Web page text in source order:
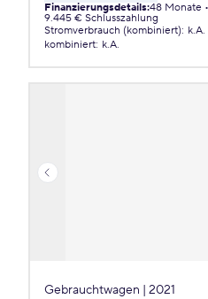
Finanzierungsdetails:48 Monate
9.445 € Schlusszahlung
Stromverbrauch (kombiniert): k.A.
kombiniert: k.A.
Gebrauchtwagen | 2021